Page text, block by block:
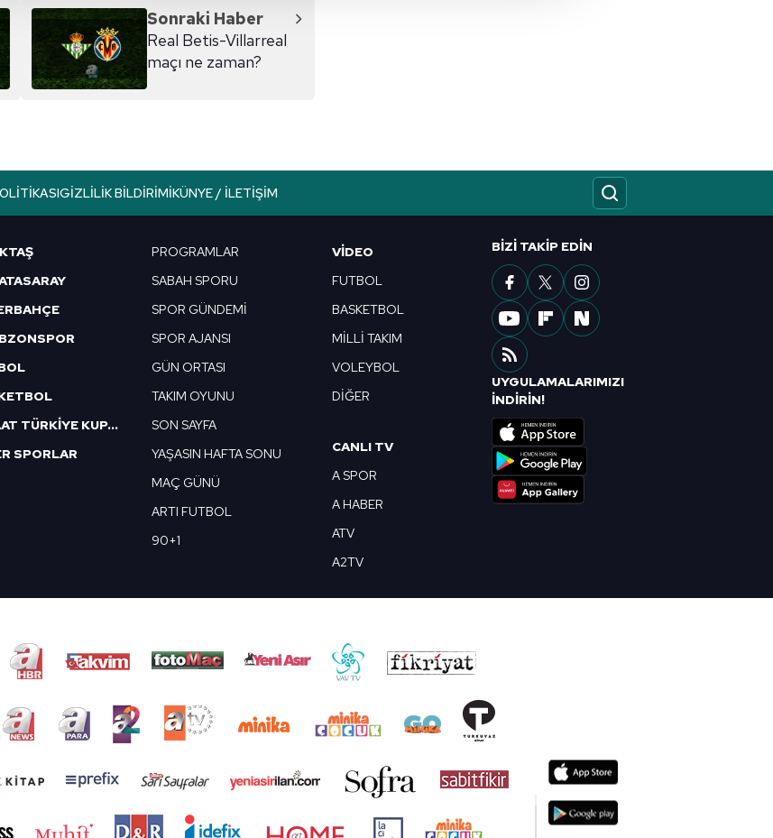
sitemizin daha işlevsel kılınması ve kişiselleştirilmesi ve sizlere yönelik
amaçlarıyla sınırlı olarak açık rızanız dahilinde kullanılacaktır.
yer alan panel vasıtasıyla belirleyebilirsiniz. Çerezlere ilişkin detaylı bilgi için Ayarlar
Sonraki Haber
Real Betis-Villarreal
maçı ne zaman?
GIZLILIK BILDIRIMIKÜNYE / İLETIŞIM
ZİRAAT TÜRKİYE KUPASI
SPORLAR
PROGRAMLAR
SABAH SPORU
SPOR GÜNDEMİ
SPOR AJANSI
GÜN ORTASI
TAKIM OYUNU
SON SAYFA
YAŞASIN HAFTA SONU
MAÇ GÜNÜ
ARTI FUTBOL
90+1
VIDEO
FUTBOL
BASKETBOL
MİLLİ TAKIM
VOLEYBOL
DİĞER
CANLI TV
A SPOR
A HABER
ATV
A2TV
BIZI TAKIP EDIN
UYGULAMALARIMIZI
İNDİRİN!